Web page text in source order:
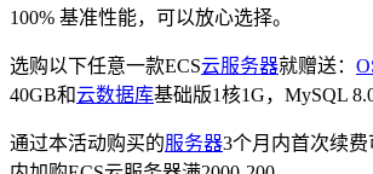
100% 基准性能，可以放心选择。
选购以下任意一款ECS云服务器就赠送：
40GB和云数据库基础版1核1G，MySQL
通过本活动购买的服务器3个月内首次续费